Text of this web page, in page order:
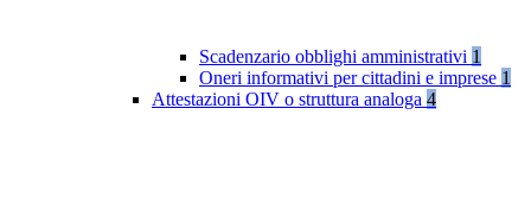
Scadenzario obblighi amministrativi 1
Oneri informativi per cittadini e imprese 1
Attestazioni OIV o struttura analoga 4